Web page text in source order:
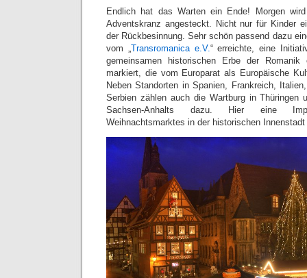
Endlich hat das Warten ein Ende! Morgen
Adventskranz angesteckt. Nicht nur für Kinder
der Rückbesinnung. Sehr schön passend dazu
vom „ Transromanica e.V. “ erreichte, eine
gemeinsamen historischen Erbe der
markiert, die vom Europarat als Europäische
Neben Standorten in Spanien, Frankreich,
Serbien zählen auch die Wartburg in Thüringen
Sachsen-Anhalts dazu. Hier eine
Weihnachtsmarktes in der historischen